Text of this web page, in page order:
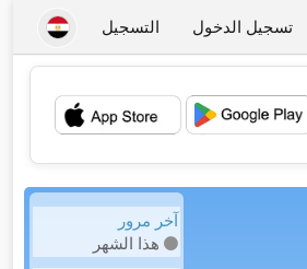
تسجيل الدخول التسجيل
💖
آخر مرور
هذا الشهر